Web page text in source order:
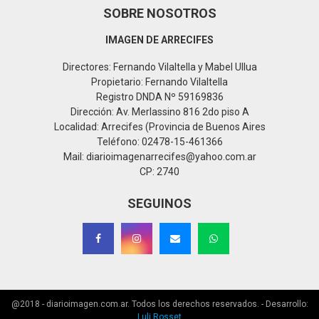
SOBRE NOSOTROS
IMAGEN DE ARRECIFES
Directores: Fernando Vilaltella y Mabel Ullua
Propietario: Fernando Vilaltella
Registro DNDA Nº 59169836
Dirección: Av. Merlassino 816 2do piso A
Localidad: Arrecifes (Provincia de Buenos Aires
Teléfono: 02478-15-461366
Mail: diarioimagenarrecifes@yahoo.com.ar
CP: 2740
SEGUINOS
@2018 - diarioimagen.com.ar. Todos los derechos reservados. - Desarrollo:
Luli Rosset